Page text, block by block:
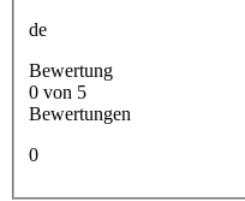
de
Bewertung
0 von 5
Bewertungen
0